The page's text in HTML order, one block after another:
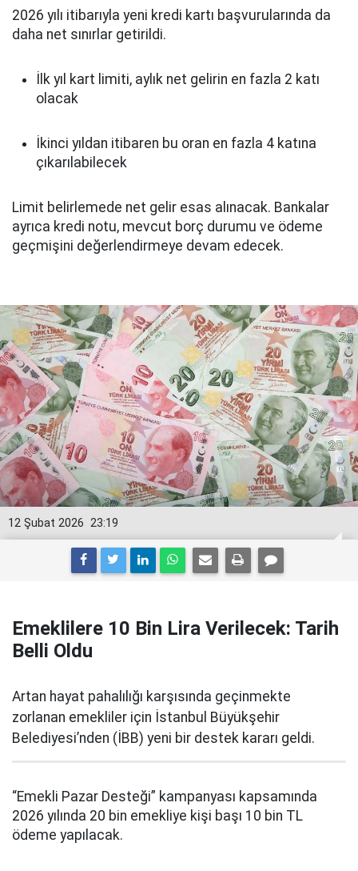
2026 yılı itibarıyla yeni kredi kartı başvurularında da
daha net sınırlar getirildi.
İlk yıl kart limiti, aylık net gelirin en fazla 2 katı
olacak
İkinci yıldan itibaren bu oran en fazla 4 katına
çıkarılabilecek
Limit belirlemede net gelir esas alınacak. Bankalar
ayrıca kredi notu, mevcut borç durumu ve ödeme
geçmişini değerlendirmeye devam edecek.
23:19
12 Şubat 2026
Emeklilere 10 Bin Lira Verilecek: Tarih
Belli Oldu
Artan hayat pahalılığı karşısında geçinmekte
zorlanan emekliler için İstanbul Büyükşehir
Belediyesi’nden (İBB) yeni bir destek kararı geldi.
“Emekli Pazar Desteği” kampanyası kapsamında
2026 yılında 20 bin emekliye kişi başı 10 bin TL
ödeme yapılacak.